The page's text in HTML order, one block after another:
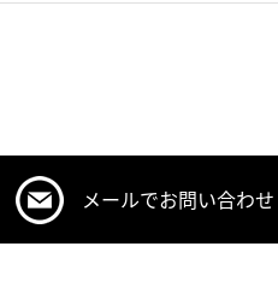
メールでお問い合わせ